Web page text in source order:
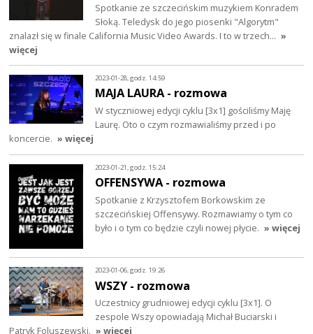
Spotkanie ze szczecińskim muzykiem Konradem
Słoką. Teledysk do jego piosenki "Algorytm"
znalazł się w finale California Music Video Awards. I to w trzech… »
więcej
2023-01-28, godz. 14:59
MAJA LAURA - rozmowa
W styczniowej edycji cyklu [3x1] gościliśmy Maję
Laurę. Oto o czym rozmawialiśmy przed i po
koncercie. » więcej
2023-01-21, godz. 15:24
OFFENSYWA - rozmowa
Spotkanie z Krzysztofem Borkowskim ze
szczecińskiej Offensywy. Rozmawiamy o tym co
było i o tym co będzie czyli nowej płycie. » więcej
2023-01-06, godz. 19:26
WSZY - rozmowa
Uczestnicy grudniowej edycji cyklu [3x1]. O
zespole Wszy opowiadają Michał Buciarski i
Patryk Foluszewski. » więcej